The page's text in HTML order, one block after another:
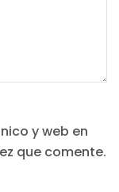
y web en
que comente.